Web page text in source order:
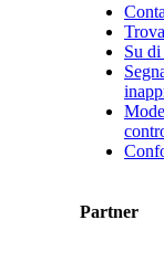
Su
Partner